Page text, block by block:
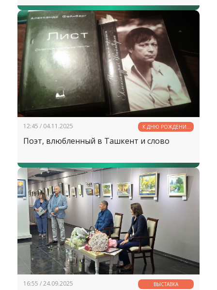
12:45 / 04.11.2025
К ДНЮ РОЖДЕНИЯ
АЛЕКСАНДРА
ФАЙНБЕРГА
Поэт, влюбленный в Ташкент и слово
16:55 / 24.09.2025 ВЫСТАВКА